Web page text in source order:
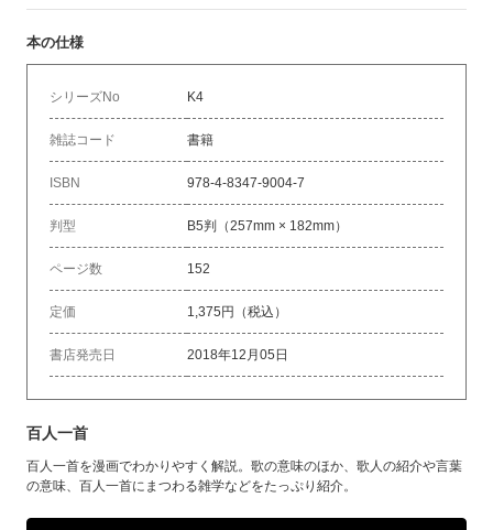
本の仕様
シリーズNo K4
雑誌コード 書籍
ISBN 978-4-8347-9004-7
判型 B5判（257mm × 182mm）
ページ数 152
定価 1,375円（税込）
書店発売日 2018年12月05日
百人一首
百人一首を漫画でわかりやすく解説。歌の意味のほか、歌人の紹介や言葉
の意味、百人一首にまつわる雑学などをたっぷり紹介。